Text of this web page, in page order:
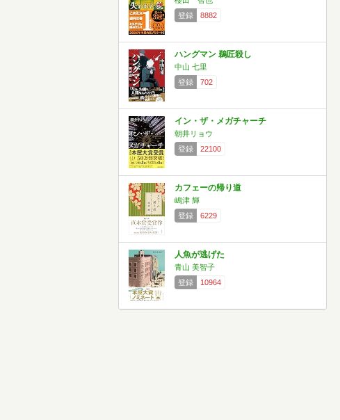
登録
8882
ハングマン 鵜匠殺し
中山 七里
登録
702
イン・ザ・メガチャーチ
朝井リョウ
登録
22100
カフェーの帰り道
嶋津 輝
登録
6229
人魚が逃げた
青山 美智子
登録
10964